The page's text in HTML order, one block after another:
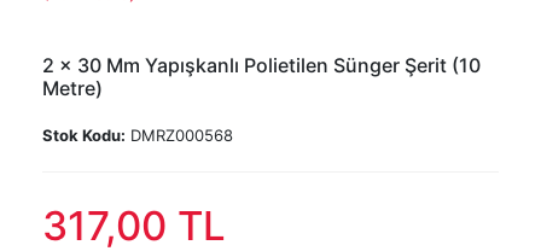
2 x 30 Mm Yapışkanlı Polietilen Sünger Şerit (10
Metre)
Stok Kodu: DMRZ000568
317,00 TL